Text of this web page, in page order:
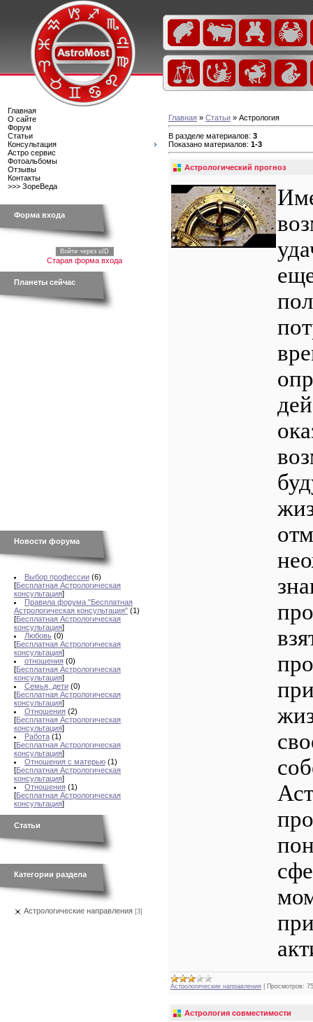
Главная
О сайте
Форум
Статьи
Консультация
Астро сервис
Фотоальбомы
Отзывы
Контакты
>>> ЗореВеда
Форма входа
Войти через uID
Старая форма входа
Планеты сейчас
Новости форума
Выбор профессии (6)
[Бесплатная Астрологическая
консультация]
Правила форума "Бесплатная
Астрологическая консультация" (1)
[Бесплатная Астрологическая
консультация]
Любовь (0)
[Бесплатная Астрологическая
консультация]
отношения (0)
[Бесплатная Астрологическая
консультация]
Семья, дети (0)
[Бесплатная Астрологическая
консультация]
Отношения (2)
[Бесплатная Астрологическая
консультация]
Работа (1)
[Бесплатная Астрологическая
консультация]
Отношения с матерью (1)
[Бесплатная Астрологическая
консультация]
Отношения (1)
[Бесплатная Астрологическая
консультация]
Статьи
Категории раздела
Астрологические направления [3]
Главная » Статьи » Астрология
В разделе материалов: 3
Показано материалов: 1-3
Астрологический прогноз
Астрологические направления Просмотров:
Астрология совместимости